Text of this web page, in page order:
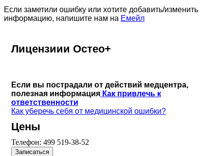
Если заметили ошибку или хотите добавить/изменить
информацию, напишите нам на Емейл
Лицензиии Остео+
Если вы пострадали от действий медцентра,
полезная информация Как привлечь к
ответственности
Как уберечь себя от медицинской ошибки?
Цены
Телефон: 499 519-38-52
Записаться